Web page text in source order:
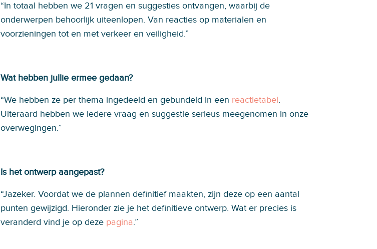
“In totaal hebben we 21 vragen en suggesties ontvangen, waarbij de
onderwerpen behoorlijk uiteenlopen. Van reacties op materialen en
voorzieningen tot en met verkeer en veiligheid.”
Wat hebben jullie ermee gedaan?
“We hebben ze per thema ingedeeld en gebundeld in een reactietabel.
Uiteraard hebben we iedere vraag en suggestie serieus meegenomen in onze
overwegingen.”
Is het ontwerp aangepast?
“Jazeker. Voordat we de plannen definitief maakten, zijn deze op een aantal
punten gewijzigd. Hieronder zie je het definitieve ontwerp. Wat er precies is
veranderd vind je op deze pagina.”